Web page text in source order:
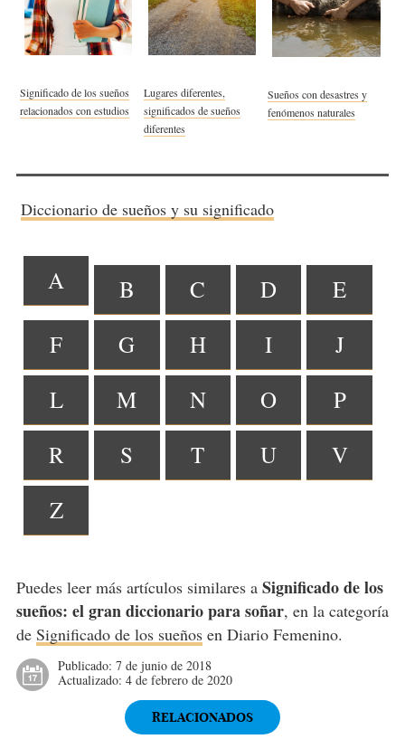
Significado de los sueños
relacionados con estudios
Lugares diferentes,
significados de sueños
diferentes
Sueños con desastres y
fenómenos naturales
Diccionario de sueños y su significado
A B C D
E
F
G H I
J
L
M N O
P
R
S T U
V
Z
Puedes leer más artículos similares a Significado de los
sueños: el gran diccionario para soñar, en la categoría
de Significado de los sueñosen Diario Femenino.
Publicado: 7 de junio de 2018
Actualizado: 4 de febrero de 2020
RELACIONADOS